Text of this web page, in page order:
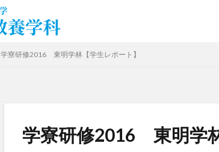
学寮研修2016 東明学林【学生レポート】
学寮研修2016 東明学